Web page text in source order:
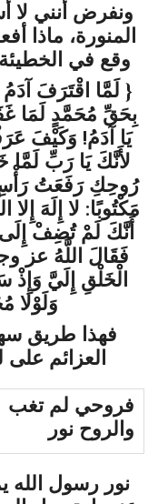
ونفرض أنني لا
المنورة، ماذا
وقع في
{ لَمَّا اقْتَرَفَ
بِحَقِّ مُحَمَّدٍ لَمَا
يَا آدَمُ! وَكَيْفَ
لأَنَّكَ يَا رَبِّ
رُوحِكِ رَفَعَتُ
مَكْتُوبًا: لا إِلَهَ
أَنَّكَ لَمْ تُضِفْ
فَقَالَ اللَّهُ عز
الْخَلْقِ إِلَيَّ
وَلَوْلا
فهذا طريق
العزائم
فروحي لم تغب
والروح نور
نور رسول الله